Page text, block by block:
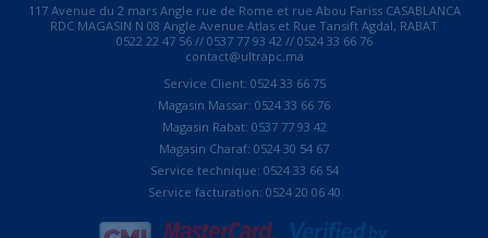
117 Avenue du 2 mars Angle rue de Rome et rue Abou Fariss CASABLANCA
RDC MAGASIN N 08 Angle Avenue Atlas et Rue Tansift Agdal, RABAT
0522 22 47 56 // 0537 77 93 42 // 0524 33 66 76
contact@ultrapc.ma
Service Client: 0524 33 66 75
Magasin Massar: 0524 33 66 76
Magasin Rabat: 0537 77 93 42
Magasin Charaf: 0524 30 54 67
Service technique: 0524 33 66 54
Service facturation: 0524 20 06 40